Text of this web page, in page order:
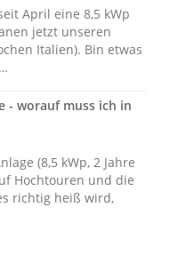
April eine 8,5 kWp
jetzt unseren
Italien). Bin etwas
- worauf muss ich in
(8,5 kWp, 2 Jahre
Hochtouren und die
richtig heiß wird,